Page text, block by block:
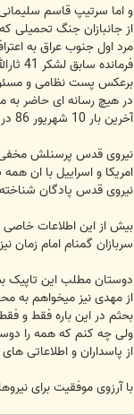
و اما سرتیپ قاسم
از جانبازان جنگ تحمیلی
مرد اول جنوب عراق به
فرمانده سابق لشکر 41 ثارالله کرمان واهل کرمان
برعکس پست نظامی و
در هیچ رسانه ای حاضر
آخرین بار 10 شهریور 86 در معارفه سرلشکر صفوی دیده شده است.
نیروی قدس پرسنلش مخفی
امریکا و اسراییل با ان
نیروی قدس پادگان
بیش از این اطلاعات خاصی
سربازان گمنام امام زمان
دوستان مطلب این تاپیک
از مهدی نیز میخواهم به
بحثم در این باره فقط و
ولی چه کنم که همه را
از پاسداران و اطلاعاتی
با آرزوی موفقیت برای